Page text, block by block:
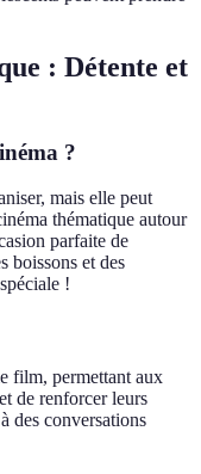
: Détente et
?
mais elle peut
thématique autour
parfaite de
boissons et des
!
film, permettant aux
de renforcer leurs
des conversations